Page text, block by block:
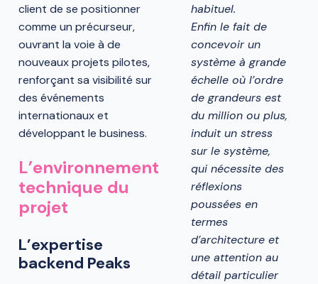
client de se positionner
comme un précurseur,
ouvrant la voie à de
nouveaux projets pilotes,
renforçant sa visibilité sur
des événements
internationaux et
développant le business.
L’environnement
technique du
projet
L’expertise
backend Peaks
habituel.
Enfin le fait de
concevoir un
système à grande
échelle où l’ordre
de grandeurs est
du million ou plus,
induit un stress
sur le système,
qui nécessite des
réflexions
poussées en
termes
d’architecture et
une attention au
détail particulier